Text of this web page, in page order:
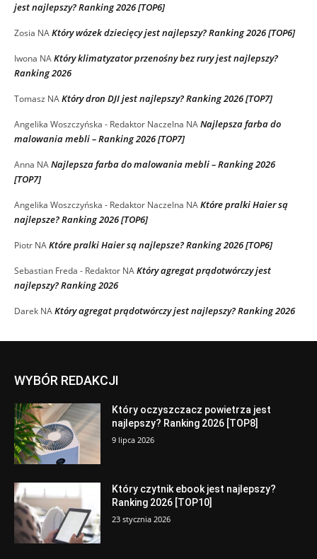
jest najlepszy? Ranking 2026 [TOP6]
Zosia NAKtóry wózek dziecięcy jest najlepszy? Ranking 2026 [TOP6]
Iwona NAKtóry klimatyzator przenośny bez rury jest najlepszy?
Ranking 2026
Tomasz NAKtóry dron DJI jest najlepszy? Ranking 2026 [TOP7]
Angelika Woszczyńska - Redaktor Naczelna NANajlepsza farba do
malowania mebli – Ranking 2026 [TOP7]
Anna NANajlepsza farba do malowania mebli – Ranking 2026
[TOP7]
Angelika Woszczyńska - Redaktor Naczelna NAKtóre pralki Haier są
najlepsze? Ranking 2026 [TOP6]
Piotr NAKtóre pralki Haier są najlepsze? Ranking 2026 [TOP6]
Sebastian Freda - Redaktor NAKtóry agregat prądotwórczy jest
najlepszy? Ranking 2026
Darek NAKtóry agregat prądotwórczy jest najlepszy? Ranking 2026
WYBÓR REDAKCJI
Który oczyszczacz powietrza jest
najlepszy? Ranking 2026 [TOP8]
9 lipca 2026
Który czytnik ebook jest najlepszy?
Ranking 2026 [TOP10]
23 stycznia 2026